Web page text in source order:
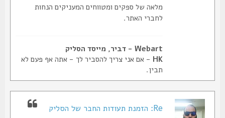
מלאה של ספקים ומטווחים המעניקים הנחות
לחברי האתר.
Webart - דביר, מייסד הסליק
- אם אני צריך להסביר לך - אתה אף פעם לא
תבין.
Re: הזמנת תעודות החבר של הסליק